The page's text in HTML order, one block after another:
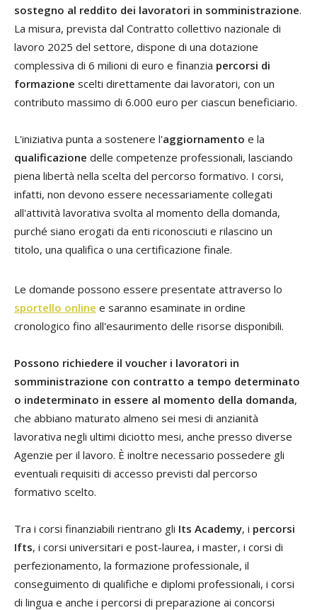
sostegno al reddito dei lavoratori in somministrazione.
La misura, prevista dal Contratto collettivo nazionale di
lavoro 2025 del settore, dispone di una dotazione
complessiva di 6 milioni di euro e finanzia percorsi di
formazione scelti direttamente dai lavoratori, con un
contributo massimo di 6.000 euro per ciascun beneficiario.
L'iniziativa punta a sostenere l'aggiornamento e la
qualificazione delle competenze professionali, lasciando
piena libertà nella scelta del percorso formativo. I corsi,
infatti, non devono essere necessariamente collegati
all'attività lavorativa svolta al momento della domanda,
purché siano erogati da enti riconosciuti e rilascino un
titolo, una qualifica o una certificazione finale.
Le domande possono essere presentate attraverso lo
sportello online e saranno esaminate in ordine
cronologico fino all'esaurimento delle risorse disponibili.
Possono richiedere il voucher i lavoratori in
somministrazione con contratto a tempo determinato
o indeterminato in essere al momento della domanda,
che abbiano maturato almeno sei mesi di anzianità
lavorativa negli ultimi diciotto mesi, anche presso diverse
Agenzie per il lavoro. È inoltre necessario possedere gli
eventuali requisiti di accesso previsti dal percorso
formativo scelto.
Tra i corsi finanziabili rientrano gli Its Academy, i percorsi
Ifts, i corsi universitari e post-laurea, i master, i corsi di
perfezionamento, la formazione professionale, il
conseguimento di qualifiche e diplomi professionali, i corsi
di lingua e anche i percorsi di preparazione ai concorsi